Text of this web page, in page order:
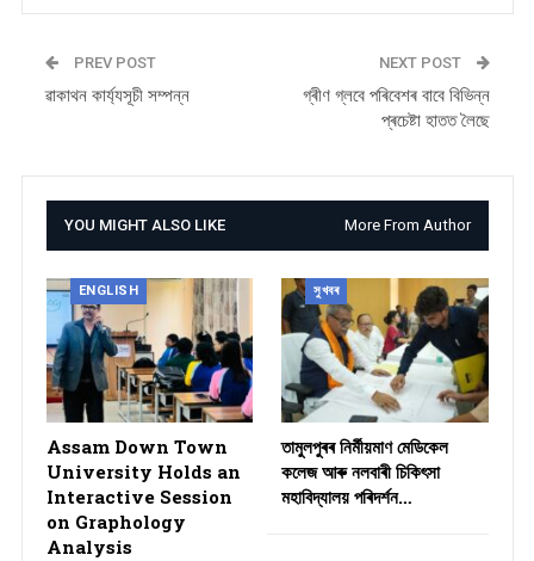
PREV POST
ৱাকাথন কাৰ্য্যসূচী সম্পন্ন
NEXT POST
গ্ৰীণ গ্লবে পৰিবেশৰ বাবে বিভিন্ন
প্ৰচেষ্টা হাতত লৈছে
YOU MIGHT ALSO LIKE More From Author
ENGLISH
Assam Down Town
University Holds an
Interactive Session
on Graphology
Analysis
সুখবৰ
তামুলপুৰৰ নিৰ্মীয়মাণ মেডিকেল
কলেজ আৰু নলবাৰী চিকিৎসা
মহাবিদ্যালয় পৰিদৰ্শন…